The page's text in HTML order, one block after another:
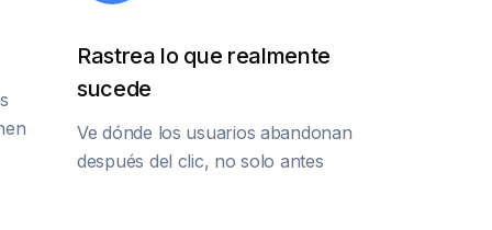
Rastrea lo que realmente
sucede
Ve dónde los usuarios abandonan
después del clic, no solo antes